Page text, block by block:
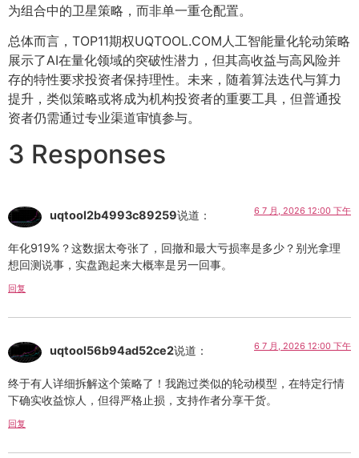
为组合中的卫星策略，而非单一重仓配置。
总体而言，TOP11期权UQTOOL.COM人工智能量化轮动策略
展示了AI在量化领域的突破性潜力，但其高收益与高风险并
存的特性要求投资者保持理性。未来，随着算法迭代与算力
提升，类似策略或将成为机构投资者的重要工具，但普通投
资者仍需通过专业渠道审慎参与。
3 Responses
uqtool2b4993c89259说道： 6 7 月, 2026 12:00 下午
年化919%？这数据太夸张了，回撤和最大亏损率是多少？别光拿理
想回测说事，实盘跑起来大概率是另一回事。
回复
uqtool56b94ad52ce2说道： 6 7 月, 2026 12:00 下午
终于有人详细拆解这个策略了！我跑过类似的轮动模型，在特定行情
下确实收益惊人，但得严格止损，支持作者分享干货。
回复